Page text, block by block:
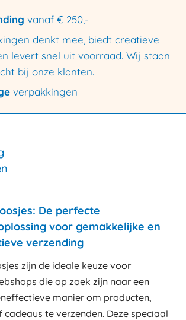
vanaf € 250,-
denkt mee, biedt creatieve
levert snel uit voorraad. Wij staan
bij onze klanten.
verpakkingen
De perfecte
voor gemakkelijke en
verzending
zijn de ideale keuze voor
die op zoek zijn naar een
manier om producten,
te verzenden. Deze speciaal